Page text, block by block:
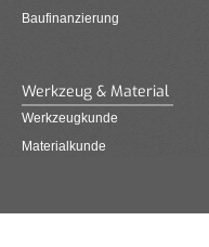
Baufinanzierung
Werkzeug & Material
Werkzeugkunde
Materialkunde